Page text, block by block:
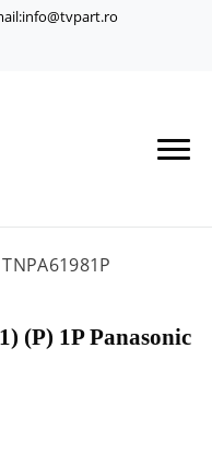
TNPA61981P
(P) 1P Panasonic